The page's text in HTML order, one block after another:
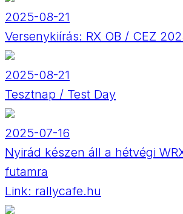
2025-08-21
Versenykiírás: RX OB / CEZ
2025-08-21
Tesztnap / Test Day
2025-07-16
Nyirád készen áll a hétvégi
futamra
Link: rallycafe.hu